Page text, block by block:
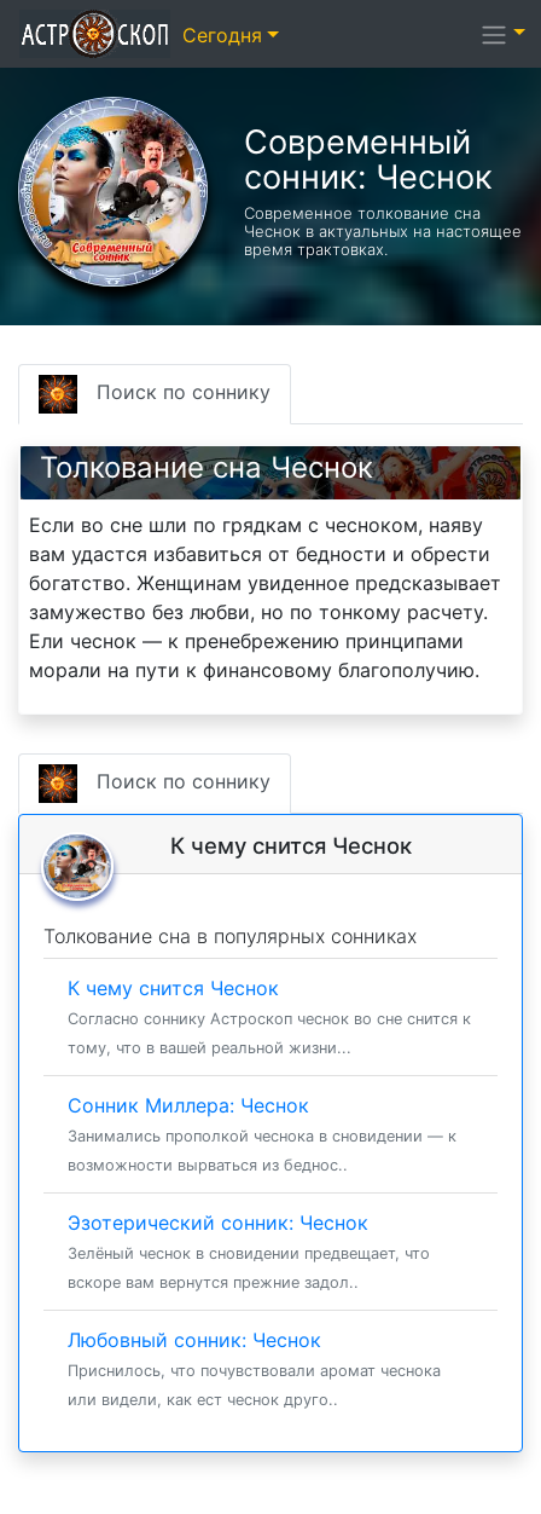
Современный
сонник: Чеснок
Современное толкование сна
Чеснок в актуальных на настоящее
время трактовках.
Поиск по соннику
Толкование сна Чеснок
Если во сне шли по грядкам с чесноком, наяву
вам удастся избавиться от бедности и обрести
богатство. Женщинам увиденное предсказывает
замужество без любви, но по тонкому расчету.
Ели чеснок — к пренебрежению принципами
морали на пути к финансовому благополучию.
Поиск по соннику
К чему снится Чеснок
Толкование сна в популярных сонниках
К чему снится Чеснок
Согласно соннику Астроскоп чеснок во сне снится к
тому, что в вашей реальной жизни...
Сонник Миллера: Чеснок
Занимались прополкой чеснока в сновидении — к
возможности вырваться из беднос..
Эзотерический сонник: Чеснок
Зелёный чеснок в сновидении предвещает, что
вскоре вам вернутся прежние задол..
Любовный сонник: Чеснок
Приснилось, что почувствовали аромат чеснока
или видели, как ест чеснок друго..
Сегодня